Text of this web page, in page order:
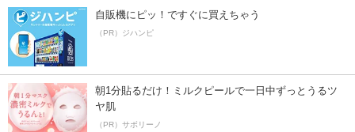
自販機にピッ！ですぐに買えちゃう
（PR）ジハンピ
朝1分貼るだけ！ミルクピールで一日中ずっとうるツ
ヤ肌
（PR）サボリーノ